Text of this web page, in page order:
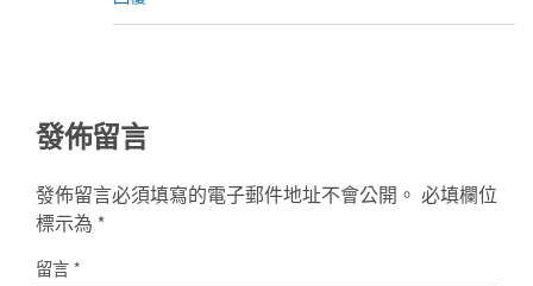
發佈留言
發佈留言必須填寫的電子郵件地址不會公開。 必填欄位
標示為 *
留言*